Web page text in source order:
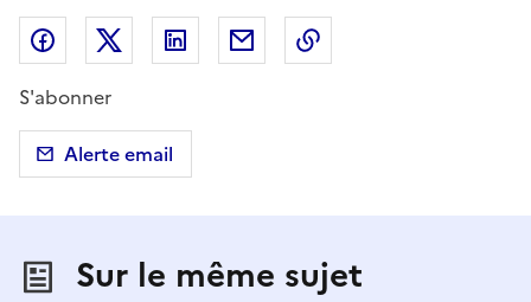
Partager sur Facebook
Partager sur X (anciennement Twitter)
Partager sur LinkedIn
Partager par email
S'abonner
Alerte email
Sur le même sujet